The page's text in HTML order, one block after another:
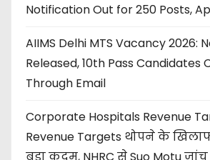
Notification Out for 250 Posts,
AIIMS Delhi MTS Vacancy 2026:
Released, 10th Pass Candidates
Through Email
Corporate Hospitals Revenue
Revenue Targets थोपने के
बड़ा कदम, NHRC से Suo Motu